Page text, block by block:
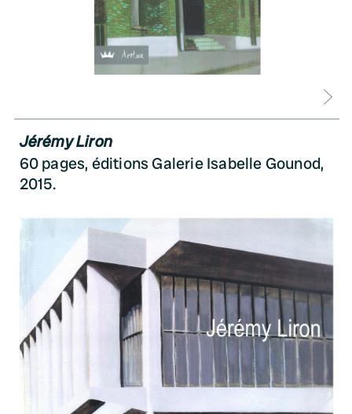
Jérémy Liron
60 pages, éditions Galerie Isabelle Gounod,
2015.